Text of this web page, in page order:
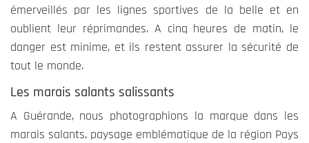
émerveillés par les lignes sportives de la belle et en
oublient leur réprimandes. A cinq heures de matin, le
danger est minime, et ils restent assurer la sécurité de
tout le monde.
Les marais salants salissants
A Guérande, nous photographions la marque dans les
marais salants, paysage emblématique de la région Pays